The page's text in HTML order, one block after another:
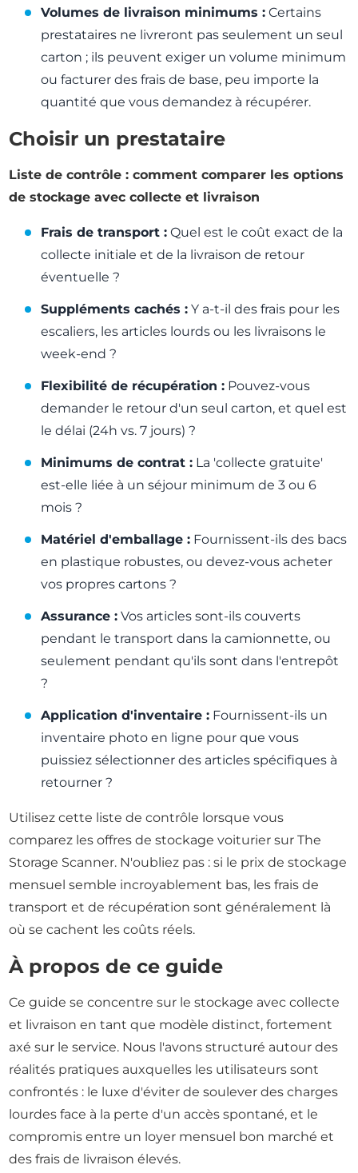
Volumes de livraison minimums : Certains
prestataires ne livreront pas seulement un seul
carton ; ils peuvent exiger un volume minimum
ou facturer des frais de base, peu importe la
quantité que vous demandez à récupérer.
Choisir un prestataire
Liste de contrôle : comment comparer les options
de stockage avec collecte et livraison
Frais de transport : Quel est le coût exact de la
collecte initiale et de la livraison de retour
éventuelle ?
Suppléments cachés : Y a-t-il des frais pour les
escaliers, les articles lourds ou les livraisons le
week-end ?
Flexibilité de récupération : Pouvez-vous
demander le retour d'un seul carton, et quel est
le délai (24h vs. 7 jours) ?
Minimums de contrat : La 'collecte gratuite'
est-elle liée à un séjour minimum de 3 ou 6
mois ?
Matériel d'emballage : Fournissent-ils des bacs
en plastique robustes, ou devez-vous acheter
vos propres cartons ?
Assurance : Vos articles sont-ils couverts
pendant le transport dans la camionnette, ou
seulement pendant qu'ils sont dans l'entrepôt
?
Application d'inventaire : Fournissent-ils un
inventaire photo en ligne pour que vous
puissiez sélectionner des articles spécifiques à
retourner ?
Utilisez cette liste de contrôle lorsque vous
comparez les offres de stockage voiturier sur The
Storage Scanner. N'oubliez pas : si le prix de stockage
mensuel semble incroyablement bas, les frais de
transport et de récupération sont généralement là
où se cachent les coûts réels.
À propos de ce guide
Ce guide se concentre sur le stockage avec collecte
et livraison en tant que modèle distinct, fortement
axé sur le service. Nous l'avons structuré autour des
réalités pratiques auxquelles les utilisateurs sont
confrontés : le luxe d'éviter de soulever des charges
lourdes face à la perte d'un accès spontané, et le
compromis entre un loyer mensuel bon marché et
des frais de livraison élevés.